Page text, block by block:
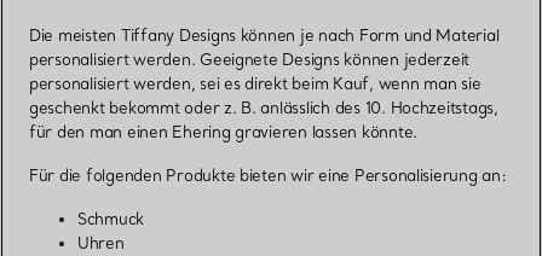
Die meisten Tiffany Designs können je nach Form und Material
personalisiert werden. Geeignete Designs können jederzeit
personalisiert werden, sei es direkt beim Kauf, wenn man sie
geschenkt bekommt oder z. B. anlässlich des 10. Hochzeitstags,
für den man einen Ehering gravieren lassen könnte.
Für die folgenden Produkte bieten wir eine Personalisierung an:
Schmuck
Uhren